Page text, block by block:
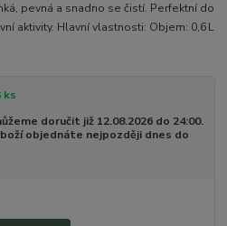
pevná a snadno se čistí. Perfektní do
aktivity. Hlavní vlastnosti: Objem: 0,6 L
ks
doručit již 12.08.2026 do 24:00.
objednáte nejpozději dnes do